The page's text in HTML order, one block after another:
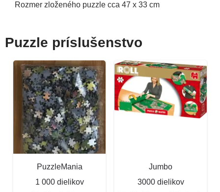
Rozmer zloženého puzzle cca 47 x 33 cm
Puzzle príslušenstvo
PuzzleMania
1 000 dielikov
Jumbo
3000 dielikov